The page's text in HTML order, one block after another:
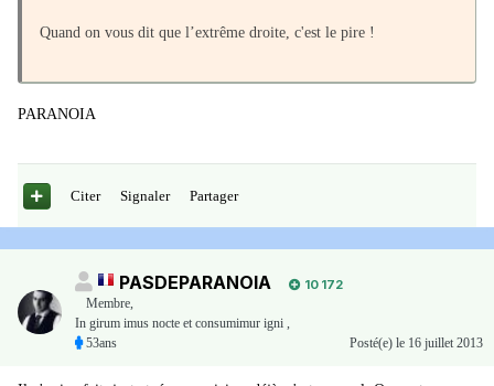
Quand on vous dit que l’extrême droite, c'est le pire !
PARANOIA
Citer Signaler Partager
PASDEPARANOIA
10 172
Membre,
In girum imus nocte et consumimur igni ,
53ans
Posté(e) le 16 juillet 2013